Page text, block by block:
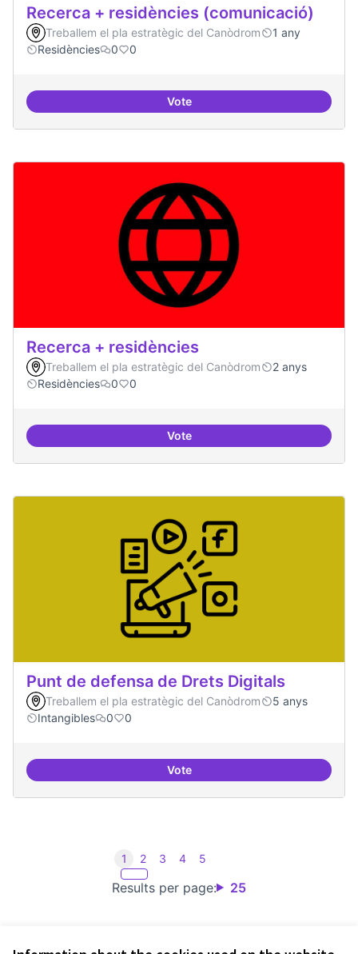
Recerca + residències (comunicació)
Treballem el pla estratègic del Canòdrom
1 any
Residències
0 0
VoteRecerca + residències
Recerca + residències
Treballem el pla estratègic del Canòdrom
2 anys
Residències
0 0
VoteRecerca + residències
Punt de defensa de Drets Digitals
Treballem el pla estratègic del Canòdrom
5 anys
Intangibles
0 0
VotePunt de defensa de Drets Digitals
Results per page: 25
1 2 3 4 5